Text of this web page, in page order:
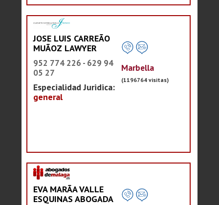
JOSE LUIS CARREÃO
MUÃOZ LAWYER
952 774 226 - 629 94
05 27
Especialidad Juridica:
general
Marbella
(1196764 visitas)
EVA MARÃA VALLE
ESQUINAS ABOGADA